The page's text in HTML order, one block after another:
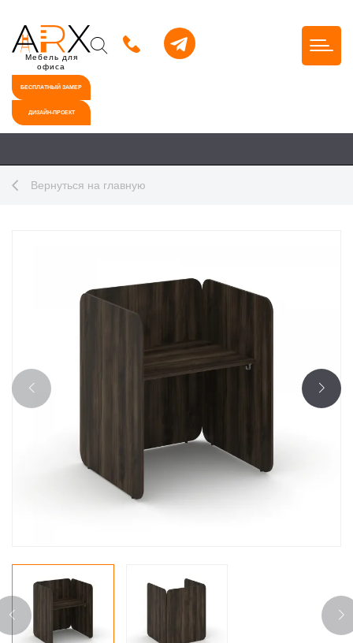
Мебель для
офиса
БЕСПЛАТНЫЙ ЗАМЕР
ДИЗАЙН-ПРОЕКТ
Вернуться на главную